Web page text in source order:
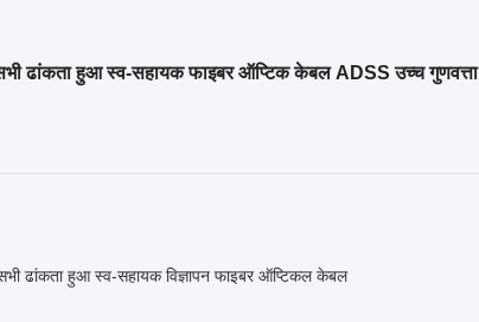
ढांकता हुआ स्व-सहायक फाइबर ऑप्टिक केबल ADSS उच्च गुणवत्ता
ढांकता हुआ स्व-सहायक विज्ञापन फाइबर ऑप्टिकल केबल